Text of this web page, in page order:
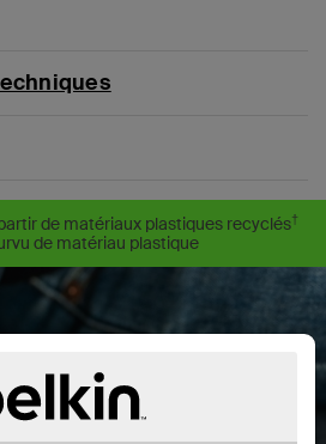
de matériaux plastiques recyclés†
de matériau plastique